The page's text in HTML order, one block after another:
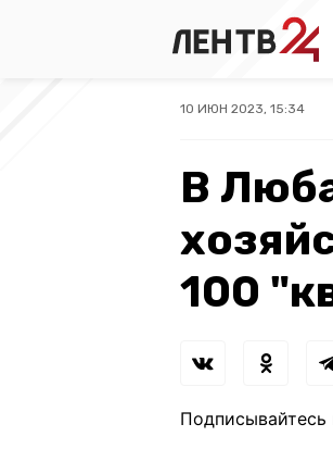
10 ИЮН 2023, 15:34
В
100
Подписывайтесь